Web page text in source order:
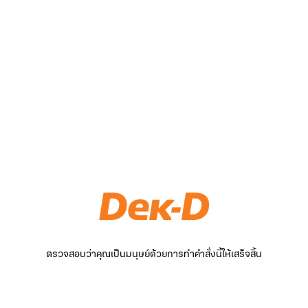
ตรวจสอบว่าคุณเป็นมนุษย์ด้วยการทำคำสั่งนี้ให้เสร็จสิ้น